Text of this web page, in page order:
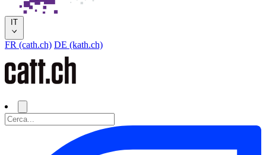
IT
FR (cath.ch) DE (kath.ch)